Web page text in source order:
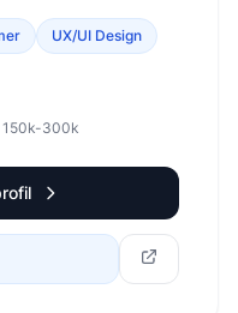
sørger Solan's for å
UX/UI Design
150k-300k